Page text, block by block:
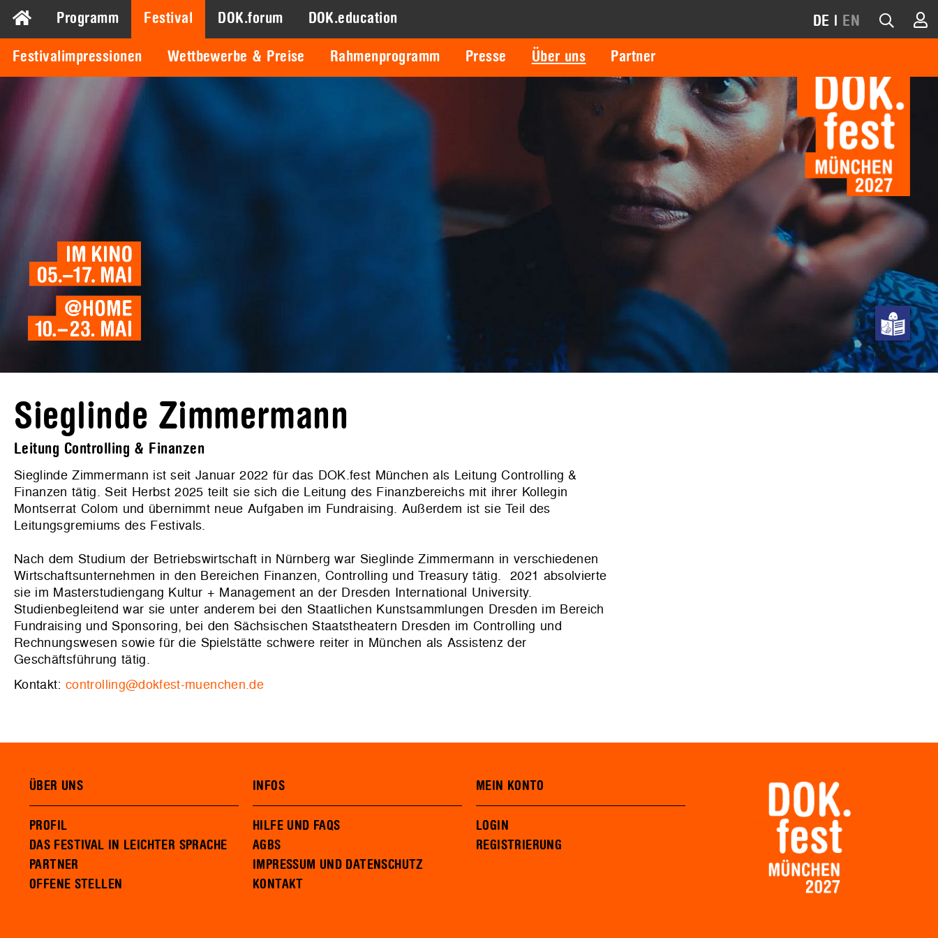
Programm Festival
Festivalimpressionen Wettbewerbe & Preise Rahmenprogramm Presse Über uns Partner
DOK.forum DOK.education DE | EN
Sieglinde Zimmermann
Leitung Controlling & Finanzen
Sieglinde Zimmermann ist seit Januar 2022 für das DOK.fest München als Leitung Controlling &
Finanzen tätig. Seit Herbst 2025 teilt sie sich die Leitung des Finanzbereichs mit ihrer Kollegin
Montserrat Colom und übernimmt neue Aufgaben im Fundraising. Außerdem ist sie Teil des
Leitungsgremiums des Festivals.
Nach dem Studium der Betriebswirtschaft in Nürnberg war Sieglinde Zimmermann in verschiedenen
Wirtschaftsunternehmen in den Bereichen Finanzen, Controlling und Treasury tätig. 2021 absolvierte
sie im Masterstudiengang Kultur + Management an der Dresden International University.
Studienbegleitend war sie unter anderem bei den Staatlichen Kunstsammlungen Dresden im Bereich
Fundraising und Sponsoring, bei den Sächsischen Staatstheatern Dresden im Controlling und
Rechnungswesen sowie für die Spielstätte schwere reiter in München als Assistenz der
Geschäftsführung tätig.
Kontakt:controlling@dokfest-muenchen.de
ÜBER UNS
PROFIL
DAS FESTIVAL IN LEICHTER SPRACHE
PARTNER
OFFENE STELLEN
INFOS
HILFE UND FAQS
AGBS
IMPRESSUM UND DATENSCHUTZ
KONTAKT
MEIN KONTO
LOGIN
REGISTRIERUNG